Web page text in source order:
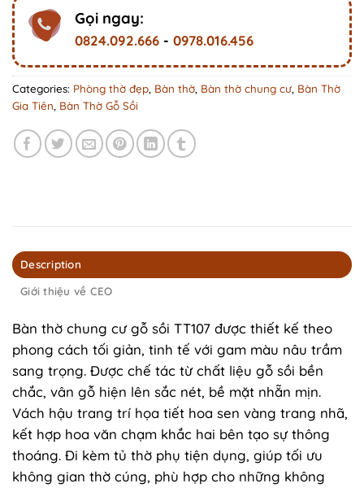
Gọi ngay:
0824.092.666- 0978.016.456
Categories: Phòng thờ đẹp Bàn thờ Bàn thờ chung cư, Bàn Thờ
Gia Tiên Bàn Thờ Gỗ Sồi
Description
Giới thiệu về CEO
Bàn thờ chung cư gỗ sồi TT107 được thiết kế theo
phong cách tối giản, tinh tế với gam màu nâu trầm
sang trọng. Được chế tác từ chất liệu gỗ sồi bền
chắc, vân gỗ hiện lên sắc nét, bề mặt nhẵn mịn.
Vách hậu trang trí họa tiết hoa sen vàng trang nhã,
kết hợp hoa văn chạm khắc hai bên tạo sự thông
thoáng. Đi kèm tủ thờ phụ tiện dụng, giúp tối ưu
không gian thờ cúng, phù hợp cho những không